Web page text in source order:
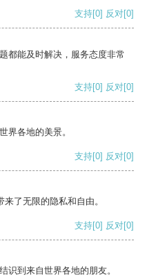
支持[0] 反对[0]
都能及时解决，服务态度非常
支持[0] 反对[0]
界各地的美景。
支持[0] 反对[0]
了无限的隐私和自由。
支持[0] 反对[0]
识到来自世界各地的朋友。